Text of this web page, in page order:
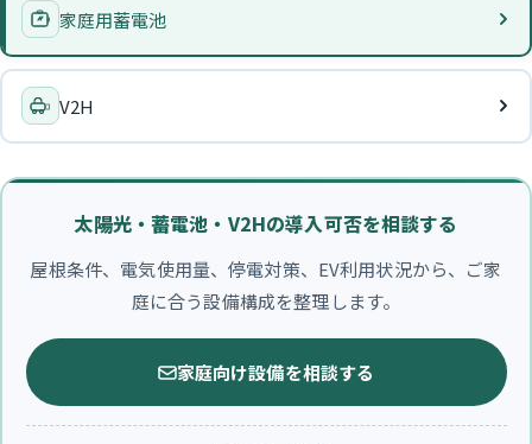
家庭用蓄電池
V2H
太陽光・蓄電池・V2Hの導入可否を相談する
屋根条件、電気使用量、停電対策、EV利用状況から、ご家
庭に合う設備構成を整理します。
家庭向け設備を相談する